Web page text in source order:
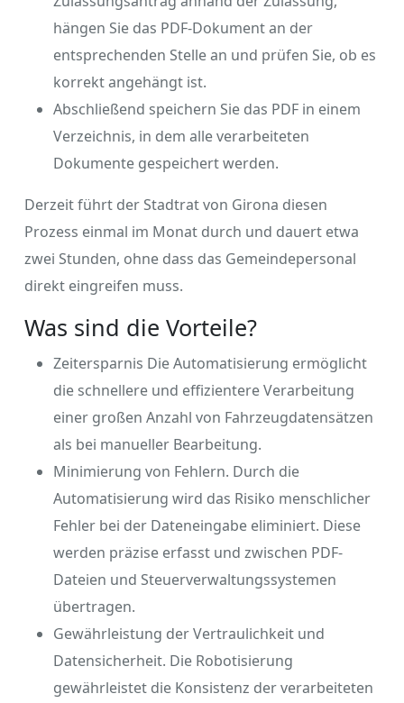
hängen Sie das PDF-Dokument an der
entsprechenden Stelle an und prüfen Sie, ob es
korrekt angehängt ist.
Abschließend speichern Sie das PDF in einem
Verzeichnis, in dem alle verarbeiteten
Dokumente gespeichert werden.
Derzeit führt der Stadtrat von Girona diesen
Prozess einmal im Monat durch und dauert etwa
zwei Stunden, ohne dass das Gemeindepersonal
direkt eingreifen muss.
Was sind die Vorteile?
Zeitersparnis Die Automatisierung ermöglicht
die schnellere und effizientere Verarbeitung
einer großen Anzahl von Fahrzeugdatensätzen
als bei manueller Bearbeitung.
Minimierung von Fehlern. Durch die
Automatisierung wird das Risiko menschlicher
Fehler bei der Dateneingabe eliminiert. Diese
werden präzise erfasst und zwischen PDF-
Dateien und Steuerverwaltungssystemen
übertragen.
Gewährleistung der Vertraulichkeit und
Datensicherheit. Die Robotisierung
gewährleistet die Konsistenz der verarbeiteten